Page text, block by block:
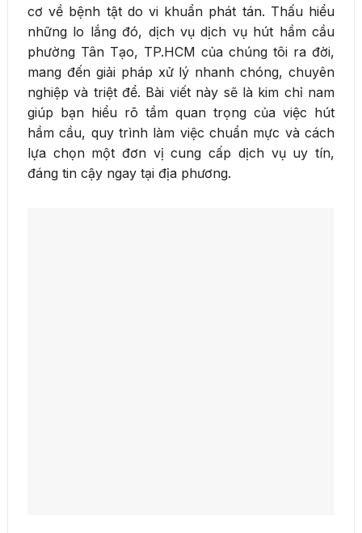
cơ về bệnh tật do vi khuẩn phát tán. Thấu hiểu
những lo lắng đó, dịch vụ dịch vụ hút hầm cầu
phường Tân Tạo, TP.HCM của chúng tôi ra đời,
mang đến giải pháp xử lý nhanh chóng, chuyên
nghiệp và triệt để. Bài viết này sẽ là kim chỉ nam
giúp bạn hiểu rõ tầm quan trọng của việc hút
hầm cầu, quy trình làm việc chuẩn mực và cách
lựa chọn một đơn vị cung cấp dịch vụ uy tín,
đáng tin cậy ngay tại địa phương.